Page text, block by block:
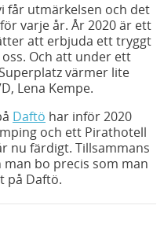
får utmärkelsen och det
varje år. År 2020 är ett
att erbjuda ett tryggt
Och att under ett
värmer lite
Lena Kempe.
Daftö har inför 2020
och ett Pirathotell
nu färdigt. Tillsammans
bo precis som man
på Daftö.